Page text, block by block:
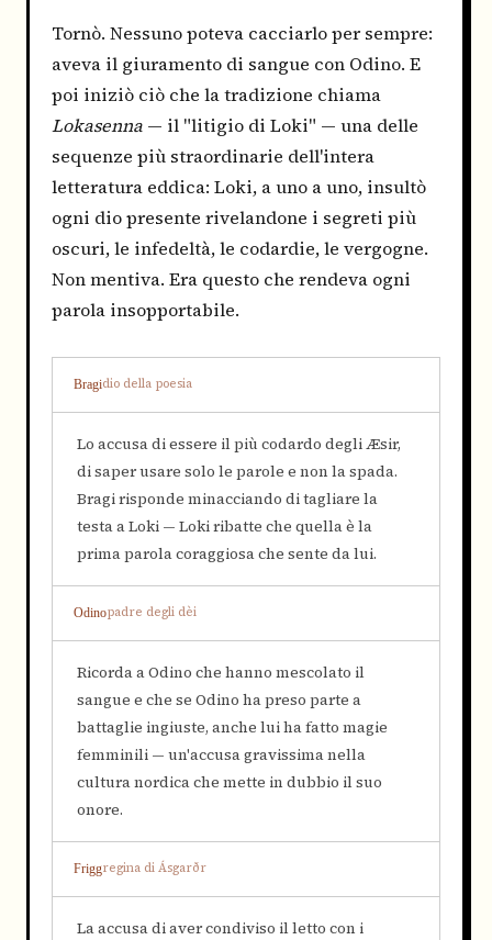
Tornò. Nessuno poteva cacciarlo per sempre:
aveva il giuramento di sangue con Odino. E
poi iniziò ciò che la tradizione chiama
Lokasenna — il "litigio di Loki" — una delle
sequenze più straordinarie dell'intera
letteratura eddica: Loki, a uno a uno, insultò
ogni dio presente rivelandone i segreti più
oscuri, le infedeltà, le codardie, le vergogne.
Non mentiva. Era questo che rendeva ogni
parola insopportabile.
Bragidio della poesia
Lo accusa di essere il più codardo degli Æsir,
di saper usare solo le parole e non la spada.
Bragi risponde minacciando di tagliare la
testa a Loki — Loki ribatte che quella è la
prima parola coraggiosa che sente da lui.
Odinopadre degli dèi
Ricorda a Odino che hanno mescolato il
sangue e che se Odino ha preso parte a
battaglie ingiuste, anche lui ha fatto magie
femminili — un'accusa gravissima nella
cultura nordica che mette in dubbio il suo
onore.
Friggregina di Ásgarðr
La accusa di aver condiviso il letto con i